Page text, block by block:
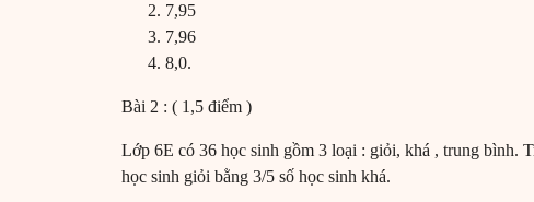
7,95
7,96
8,0.
Bài 2 : ( 1,5 điểm )
Lớp 6E có 36 học sinh gồm 3 loại : giỏi, khá , trung bình.
học sinh giỏi bằng 3/5 số học sinh khá.